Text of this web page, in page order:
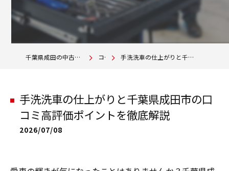
千葉県成田の中古車は有限会社石毛石油 成田大清水SS コラム 手洗洗車の仕上がりと千葉県成田市の口コミ高評価ポイントを徹底解説
手洗洗車の仕上がりと千葉県成田市の口
コミ高評価ポイントを徹底解説
2026/07/08